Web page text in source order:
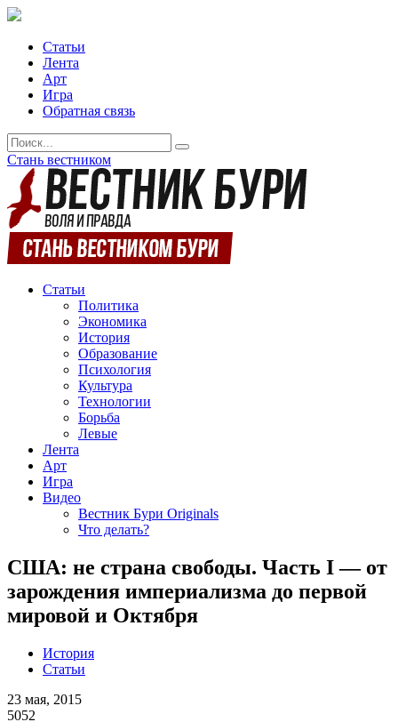
Статьи
Лента
Арт
Игра
Обратная связь
Стань вестником
Статьи
Политика
Экономика
История
Образование
Психология
Культура
Технологии
Борьба
Левые
Лента
Арт
Игра
Видео
Вестник Бури Originals
Что делать?
США: не страна свободы. Часть I — от
зарождения империализма до первой
мировой и Октября
История
Статьи
23 мая, 2015
5052